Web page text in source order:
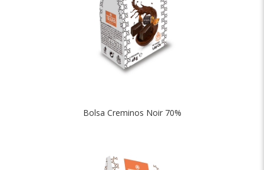
Bolsa Creminos Noir 70%